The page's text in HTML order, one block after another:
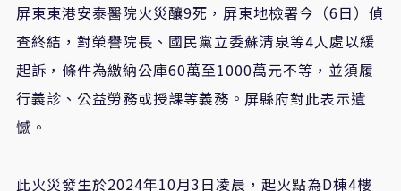
屏東東港安泰醫院火災釀9死，屏東地檢署今（6日）偵
查終結，對榮譽院長、國民黨立委蘇清泉等4人處以緩
起訴，條件為繳納公庫60萬至1000萬元不等，並須履
行義診、公益勞務或授課等義務。屏縣府對此表示遺
憾。
此火災發生於2024年10月3日凌晨，起火點為D棟4樓